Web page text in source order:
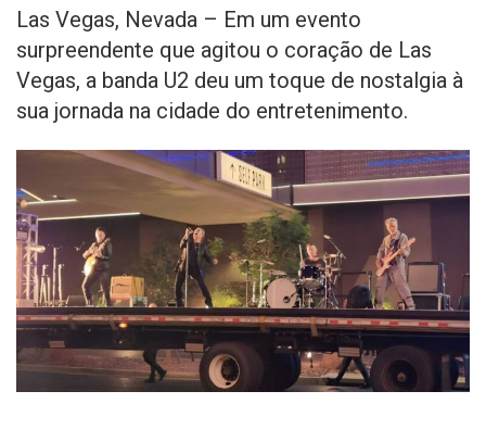
Las Vegas, Nevada – Em um evento
surpreendente que agitou o coração de Las
Vegas, a banda U2 deu um toque de nostalgia à
sua jornada na cidade do entretenimento.